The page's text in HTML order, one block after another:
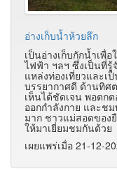
อ่างเก็บน้ำห้วยลึก
เป็นอ่างเก็บกักน้ำเพื่
ไฟฟ้า ฯลฯ ซึ่งเป็นที่รู้
แหล่งท่องเที่ยวและเ
บรรยากาศดี ด้านทิศ
เห็นได้ชัดเจน พอตก
ออกกำลังกาย และช
มาก ชาวแม่สอดของ
ให้มาเยี่ยมชมกันด้วย
เผยแพร่เมื่อ 21-12-